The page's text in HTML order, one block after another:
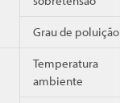
Grau de poluição
Temperatura
ambiente